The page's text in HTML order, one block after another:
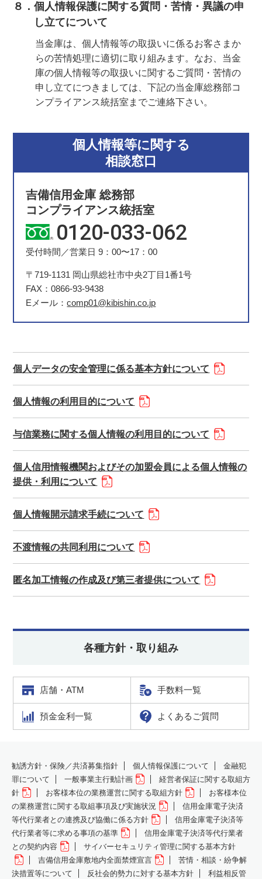
８．個人情報保護に関する質問・苦情・異議の申
し立てについて
当金庫は、個人情報等の取扱いに係るお客さまか
らの苦情処理に適切に取り組みます。なお、当金
庫の個人情報等の取扱いに関するご質問・苦情の
申し立てにつきましては、下記の当金庫総務部コ
ンプライアンス統括室までご連絡下さい。
個人情報等に関する
相談窓口
吉備信用金庫 総務部
コンプライアンス統括室
0120-033-062
受付時間／営業日 9：00〜17：00
〒719-1131 岡山県総社市中央2丁目1番1号
FAX：0866-93-9438
Eメール：comp01@kibishin.co.jp
個人データの安全管理に係る基本方針について
個人情報の利用目的について
与信業務に関する個人情報の利用目的について
個人信用情報機関およびその加盟会員による個人情報の
提供・利用について
個人情報開示請求手続について
不渡情報の共同利用について
匿名加工情報の作成及び第三者提供について
各種方針・取り組み
店舗・ATM 手数料一覧
預金金利一覧 よくあるご質問
勧誘方針・保険／共済募集指針 個人情報保護について
金融犯
罪について
一般事業主行動計画
経営者保証に関する取組方
針
お客様本位の業務運営に関する取組方針
お客様本位
の業務運営に関する取組事項及び実施状況
信用金庫電子決済
等代行業者との連携及び協働に係る方針
信用金庫電子決済等
代行業者等に求める事項の基準
信用金庫電子決済等代行業者
との契約内容
サイバーセキュリティ管理に関する基本方針
吉備信用金庫敷地内全面禁煙宣言
苦情・相談・紛争解
決措置等について
反社会的勢力に対する基本方針 利益相反管